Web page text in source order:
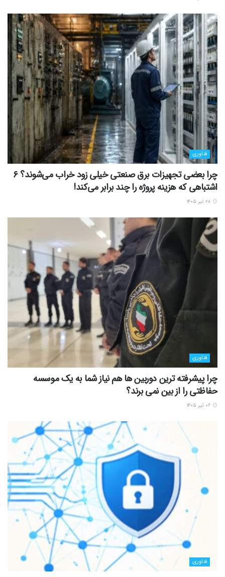
فناوری
چرا بعضی تجهیزات برق صنعتی خیلی زود خراب می‌شوند؟ ۶
اشتباهی که هزینه پروژه را چند برابر می‌کند!
فناوری
چرا پیشرفته ترین دوربین ها هم نیاز شما به یک موسسه
حفاظتی را از بین نمی برند؟
فناوری